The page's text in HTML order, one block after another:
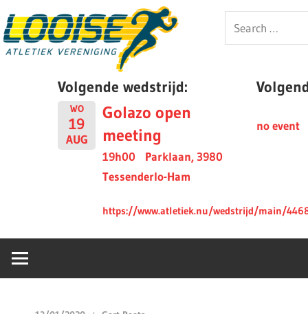
to
content
Looise
Search
for:
Volgende wedstrijd:
WO
19
AUG
Golazo open
meeting
19h00
Parklaan, 3980
Tessenderlo-Ham
https://www.atletiek.nu/wedstrijd/main/
no event